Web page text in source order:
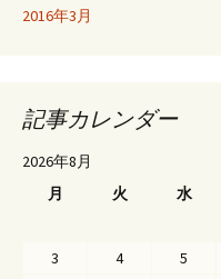
2016年3月
記事カレンダー
2026年8月
月
火 水
3
4 5